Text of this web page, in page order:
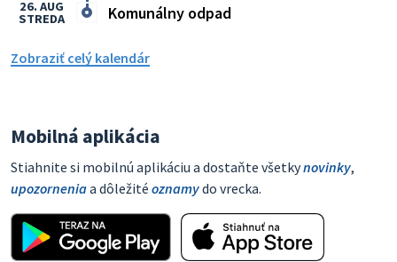
Komunálny odpad
26. AUG
STREDA
Zobraziť celý kalendár
Mobilná aplikácia
Stiahnite si mobilnú aplikáciu a dostaňte všetkynovinky,
upozorneniaa dôležité oznamydo vrecka.